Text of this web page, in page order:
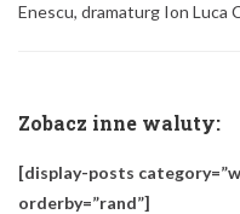
Enescu, dramaturg Ion Luca
Zobacz inne waluty:
[display-posts
orderby=”rand”]